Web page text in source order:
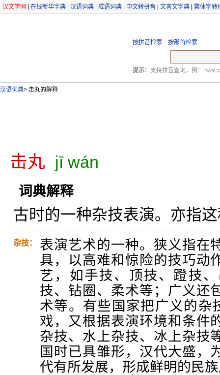
汉文学网 在线新华字典 汉语词典 成语词典 中文转拼音 文言文字典 繁体字转
按拼音检索 按部首检索
提示： 支持拼音查询，例：“wen
汉语词典> 击丸的解释
击丸 jī wán
词典解释
古时的一种杂技表演。亦指
杂技：
表演艺术的一种。狭义指在
具，以高难和惊险的技巧动
艺，如手技、顶技、蹬技
技、钻圈、柔术等；广义还
术等。有些国家把广义的杂
戏，又根据表演环境和条件
杂技、水上杂技、冰上杂技
国时已具雏形，汉代大盛，
代有所发展，形成鲜明的民